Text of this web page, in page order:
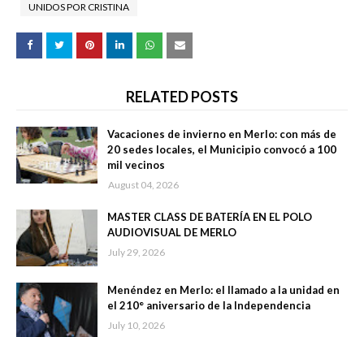
UNIDOS POR CRISTINA
RELATED POSTS
Vacaciones de invierno en Merlo: con más de
20 sedes locales, el Municipio convocó a 100
mil vecinos
August 04, 2026
MASTER CLASS DE BATERÍA EN EL POLO
AUDIOVISUAL DE MERLO
July 29, 2026
Menéndez en Merlo: el llamado a la unidad en
el 210° aniversario de la Independencia
July 10, 2026